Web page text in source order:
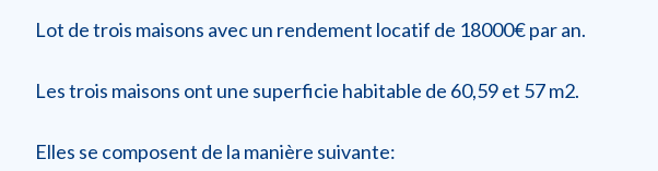
Lot de trois maisons avec un rendement locatif de 18000€ par an.
Les trois maisons ont une superficie habitable de 60,59 et 57 m2.
Elles se composent de la manière suivante: